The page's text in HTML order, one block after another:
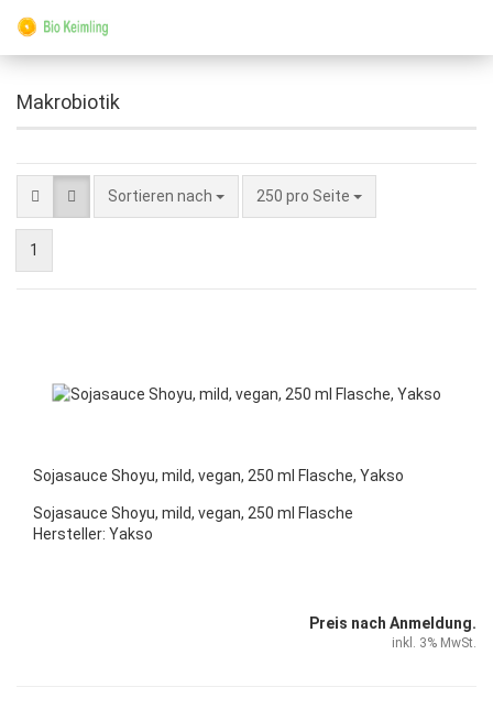
Makrobiotik
Sortieren nach 250 pro Seite
1
Sojasauce Shoyu, mild, vegan, 250 ml Flasche, Yakso
Sojasauce Shoyu, mild, vegan, 250 ml Flasche
Hersteller: Yakso
Preis nach Anmeldung.
inkl. 3% MwSt.